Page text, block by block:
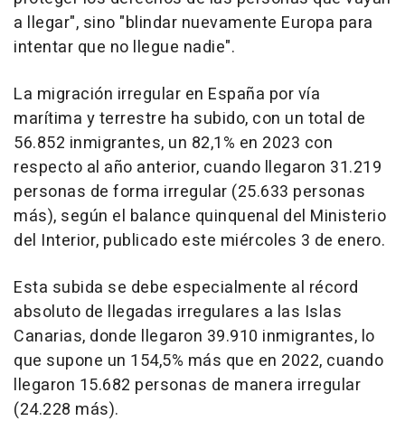
a llegar", sino "blindar nuevamente Europa para
intentar que no llegue nadie".
La migración irregular en España por vía
marítima y terrestre ha subido, con un total de
56.852 inmigrantes, un 82,1% en 2023 con
respecto al año anterior, cuando llegaron 31.219
personas de forma irregular (25.633 personas
más), según el balance quinquenal del Ministerio
del Interior, publicado este miércoles 3 de enero.
Esta subida se debe especialmente al récord
absoluto de llegadas irregulares a las Islas
Canarias, donde llegaron 39.910 inmigrantes, lo
que supone un 154,5% más que en 2022, cuando
llegaron 15.682 personas de manera irregular
(24.228 más).